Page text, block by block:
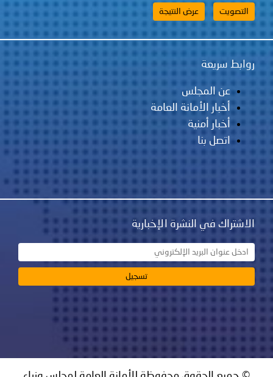
روابط سريعة
عن المجلس
أخبار الأمانة العامة
أخبار أمنية
اتصل بنا
الاشتراك في النشرة الإخبارية